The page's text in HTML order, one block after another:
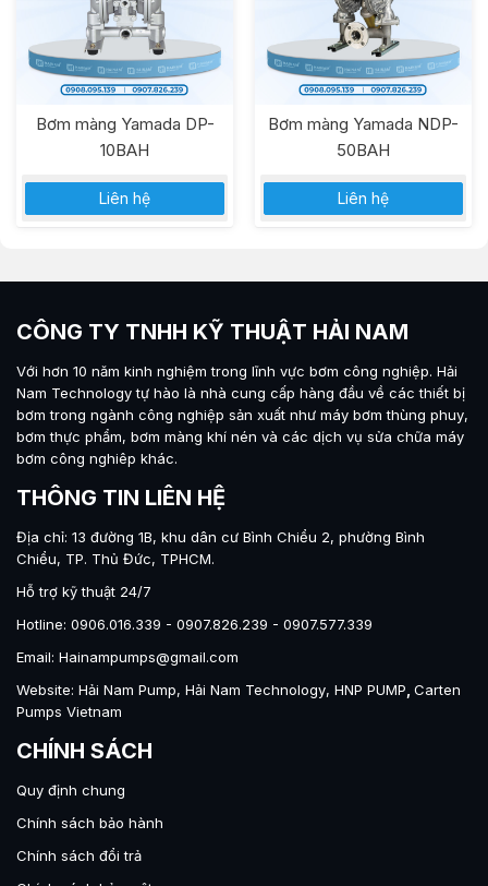
Bơm màng Yamada DP-
10BAH
Liên hệ
Bơm màng Yamada NDP-
50BAH
Liên hệ
CÔNG TY TNHH KỸ THUẬT HẢI NAM
Với hơn 10 năm kinh nghiệm trong lĩnh vực bơm công nghiệp. Hải
Nam Technologytự hào là nhà cung cấp hàng đầu về các thiết bị
bơm trong ngành công nghiệp sản xuất như máy bơm thùng phuy,
bơm thực phẩm, bơm màng khí nén và các dịch vụ sửa chữa máy
bơm công nghiêp khác.
THÔNG TIN LIÊN HỆ
Địa chỉ: 13 đường 1B, khu dân cư Bình Chiểu 2, phường Bình
Chiểu, TP. Thủ Đức, TPHCM.
Hỗ trợ kỹ thuật 24/7
Hotline: 0906.016.339 - 0907.826.239 - 0907.577.339
Email: Hainampumps@gmail.com
Website: Hải Nam Pump, Hải Nam Technology, HNP PUMP Carten
Pumps Vietnam
CHÍNH SÁCH
Quy định chung
Chính sách bảo hành
Chính sách đổi trả